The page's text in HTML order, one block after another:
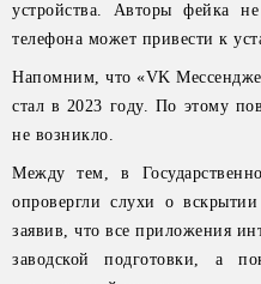
устройства. Авторы фейка
телефона может привести к
Напомним, что «VK
стал в 2023 году. По этому
не возникло.
Между тем, в
опровергли слухи о
заявив, что все приложения
заводской подготовки, а